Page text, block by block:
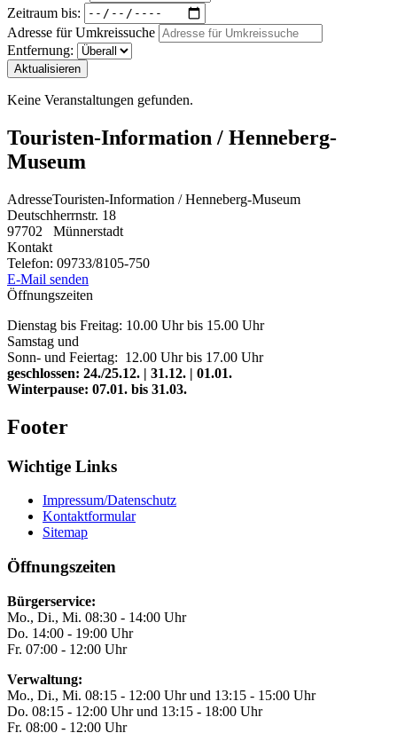
Zeitraum bis:
Adresse für Umkreissuche
Entfernung:
Aktualisieren
Keine Veranstaltungen gefunden.
Touristen-Information / Henneberg-
Museum
AdresseTouristen-Information / Henneberg-Museum
Deutschherrnstr. 18
97702
Münnerstadt
Kontakt
Telefon: 09733/8105-750
E-Mail senden
Öffnungszeiten
Dienstag bis Freitag: 10.00 Uhr bis 15.00 Uhr
Samstag und
Sonn- und Feiertag: 12.00 Uhr bis 17.00 Uhr
geschlossen: 24./25.12. | 31.12. | 01.01.
Winterpause: 07.01. bis 31.03.
Footer
Wichtige Links
Impressum/Datenschutz
Kontaktformular
Sitemap
Öffnungszeiten
Bürgerservice:
Mo., Di., Mi. 08:30 - 14:00 Uhr
Do. 14:00 - 19:00 Uhr
Fr. 07:00 - 12:00 Uhr
Verwaltung:
Mo., Di., Mi. 08:15 - 12:00 Uhr und 13:15 - 15:00 Uhr
Do. 08:15 - 12:00 Uhr und 13:15 - 18:00 Uhr
Fr. 08:00 - 12:00 Uhr